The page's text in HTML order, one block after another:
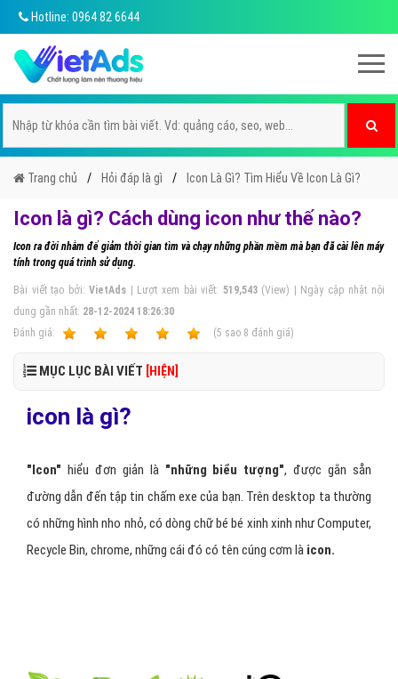
Hotline: 0964 82 6644
Trang chủ Hỏi đáp là gì Icon Là Gì? Tìm Hiểu Về Icon Là Gì?
Icon là gì? Cách dùng icon như thế nào?
Icon ra đời nhằm để giảm thời gian tìm và chạy những phần mềm mà bạn đã cài lên máy
tính trong quá trình sử dụng.
Bài viết tạo bởi:VietAds | Lượt xem bài viết: 519,543(View) | Ngày cập nhật nội
dung gần nhất: 28-12-2024 18:26:30
Ðánh giá:
(5 sao 8 đánh giá)
MỤC LỤC BÀI VIẾT [HIỆN]
icon là gì?
"Icon" hiểu đơn giản là"những biểu tượng", được gắn sẵn
đường dẫn đến tập tin chấm exe của bạn. Trên desktop ta thường
có những hình nho nhỏ, có dòng chữ bé bé xinh xinh như Computer,
Recycle Bin, chrome, những cái đó có tên cúng cơm là icon.